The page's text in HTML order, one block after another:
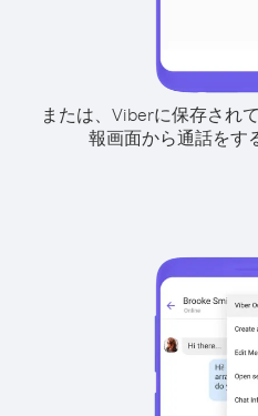
または、Viberに保存され
報画面から通話をす